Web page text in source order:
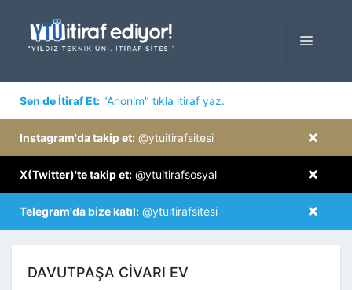
MENÜ
Sen de İtiraf Et: "Anonim" tıkla itiraf yaz.
×
Instagram'da takip et: @ytuitirafsitesi
×
X(Twitter)'te takip et: @ytuitirafsosyal
×
Telegram'da bize katıl: @ytuitirafsitesi
DAVUTPAŞA CIVARI EV